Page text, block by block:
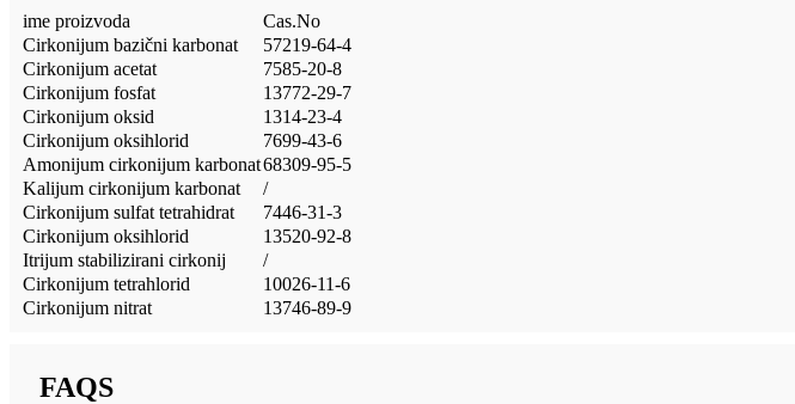
ime proizvoda
Cas.No
Cirkonijum bazični karbonat
57219-64-4
Cirkonijum acetat
7585-20-8
Cirkonijum fosfat
13772-29-7
Cirkonijum oksid
1314-23-4
Cirkonijum oksihlorid
7699-43-6
Amonijum cirkonijum karbonat68309-95-5
Kalijum cirkonijum karbonat
/
Cirkonijum sulfat tetrahidrat
7446-31-3
Cirkonijum oksihlorid
13520-92-8
Itrijum stabilizirani cirkonij
/
Cirkonijum tetrahlorid
10026-11-6
Cirkonijum nitrat
13746-89-9
FAQS